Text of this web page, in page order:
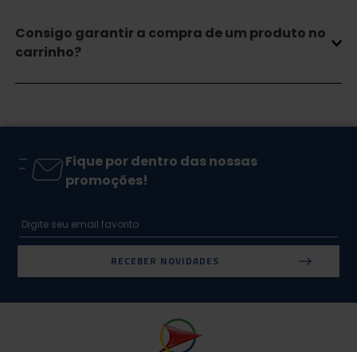
Consigo garantir a compra de um produto no
carrinho?
Fique por dentro das nossas
promoções!
RECEBER NOVIDADES